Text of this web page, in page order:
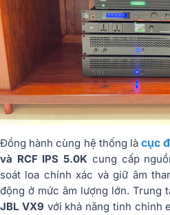
Đồng hành cùng hệ thống là cục
và RCF IPS 5.0K cung cấp
soát loa chính xác và giữ âm
động ở mức âm lượng lớn. Trung
JBL VX9 với khả năng tinh chỉnh